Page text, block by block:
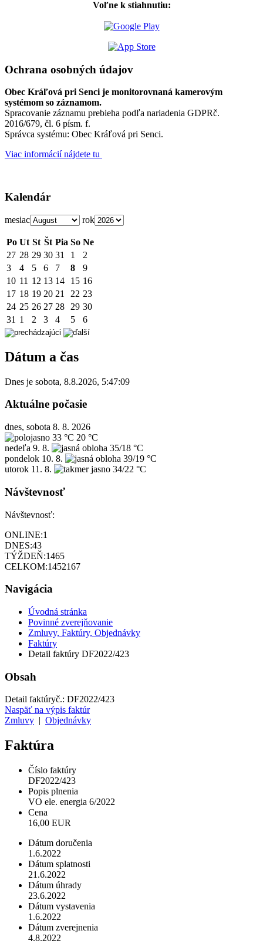
Voľne k stiahnutiu:
Ochrana osobných údajov
Obec Kráľová pri Senci je monitorovnaná kamerovým
systémom so záznamom.
Spracovanie záznamu prebieha podľa nariadenia GDPRč.
2016/679, čl. 6 písm. f.
Správca systému: Obec Kráľová pri Senci.
Viac informácií nájdete tu
Kalendár
mesiac rok
Po Ut St Št Pia So Ne
27 28 29 30 31 1
2
3
4 5 6 7 8
9
10 11 12 13 14 15 16
17 18 19 20 21 22 23
24 25 26 27 28 29 30
31 1 2 3 4 5 6
Dátum a čas
Dnes je sobota, 8.8.2026, 5:47:09
Aktuálne počasie
dnes, sobota 8. 8. 2026
33 °C 20 °C
nedeľa 9. 8.
35/18 °C
pondelok 10. 8.
39/19 °C
utorok 11. 8. 34/22 °C
Návštevnosť
Návštevnosť:
ONLINE:1
DNES:43
TÝŽDEŇ:1465
CELKOM:1452167
Navigácia
Úvodná stránka
Povinné zverejňovanie
Zmluvy, Faktúry, Objednávky
Faktúry
Detail faktúry DF2022/423
Obsah
Detail faktúryč.: DF2022/423
Naspäť na výpis faktúr
Zmluvy
Objednávky
Faktúra
Číslo faktúry
DF2022/423
Popis plnenia
VO ele. energia 6/2022
Cena
16,00 EUR
Dátum doručenia
1.6.2022
Dátum splatnosti
21.6.2022
Dátum úhrady
23.6.2022
Dátum vystavenia
1.6.2022
Dátum zverejnenia
4.8.2022